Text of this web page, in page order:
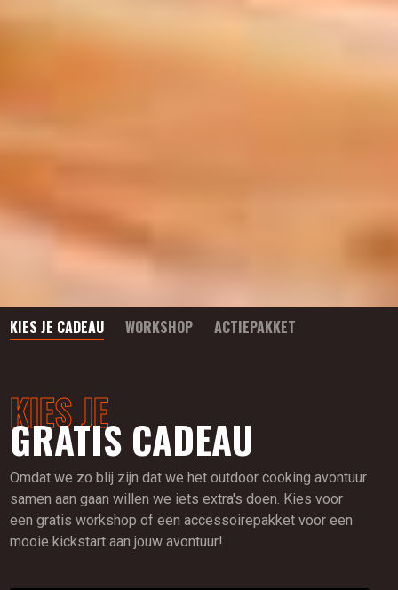
KIES JE CADEAU WORKSHOP ACTIEPAKKET
KIES JE
GRATIS CADEAU
Omdat we zo blij zijn dat we het outdoor cooking avontuur
samen aan gaan willen we iets extra's doen. Kies voor
een gratis workshop of een accessoirepakket voor een
mooie kickstart aan jouw avontuur!